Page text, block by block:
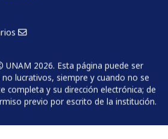
UNAM 2026. Esta página puede ser
lucrativos, siempre y cuando no se
completa y su dirección electrónica; de
previo por escrito de la institución.